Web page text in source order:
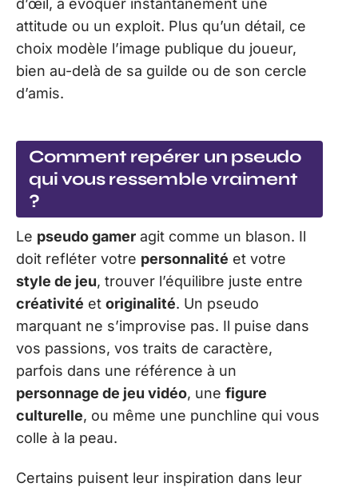
d’œil, à évoquer instantanément une
attitude ou un exploit. Plus qu’un détail, ce
choix modèle l’image publique du joueur,
bien au-delà de sa guilde ou de son cercle
d’amis.
Comment repérer un pseudo
qui vous ressemble vraiment
?
Le pseudo gamer agit comme un blason. Il
doit refléter votre personnalité et votre
style de jeu, trouver l’équilibre juste entre
créativité et originalité. Un pseudo
marquant ne s’improvise pas. Il puise dans
vos passions, vos traits de caractère,
parfois dans une référence à un
personnage de jeu vidéo, une figure
culturelle, ou même une punchline qui vous
colle à la peau.
Certains puisent leur inspiration dans leur